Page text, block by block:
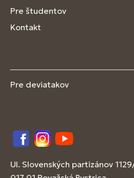
Pre študentov
Kontakt
Pre deviatakov
FacebookInstagram
YouTube
Ul. Slovenských partizánov